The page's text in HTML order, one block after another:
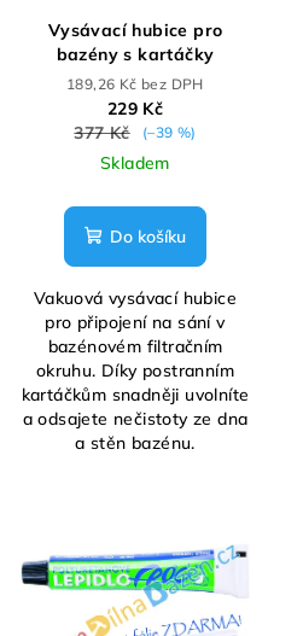
Vysávací hubice pro
bazény s kartáčky
189,26 Kč bez DPH
229 Kč
377 Kč
(–39 %)
Skladem
Do košíku
Vakuová vysávací hubice
pro připojení na sání v
bazénovém filtračním
okruhu. Díky postranním
kartáčkům snadněji uvolníte
a odsajete nečistoty ze dna
a stěn bazénu.